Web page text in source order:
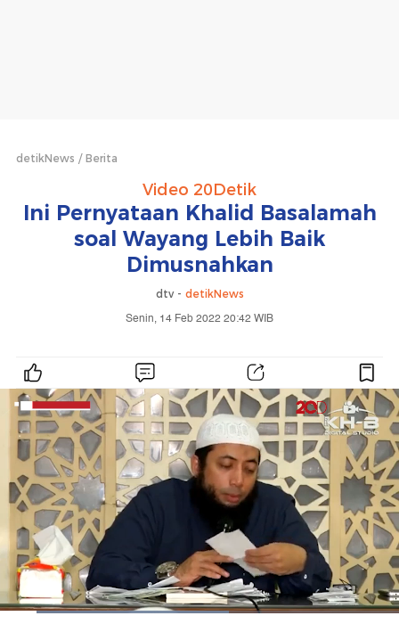
detikNews Berita
Video 20Detik
Ini Pernyataan Khalid Basalamah
soal Wayang Lebih Baik
Dimusnahkan
dtv - detikNews
Senin, 14 Feb 2022 20:42 WIB